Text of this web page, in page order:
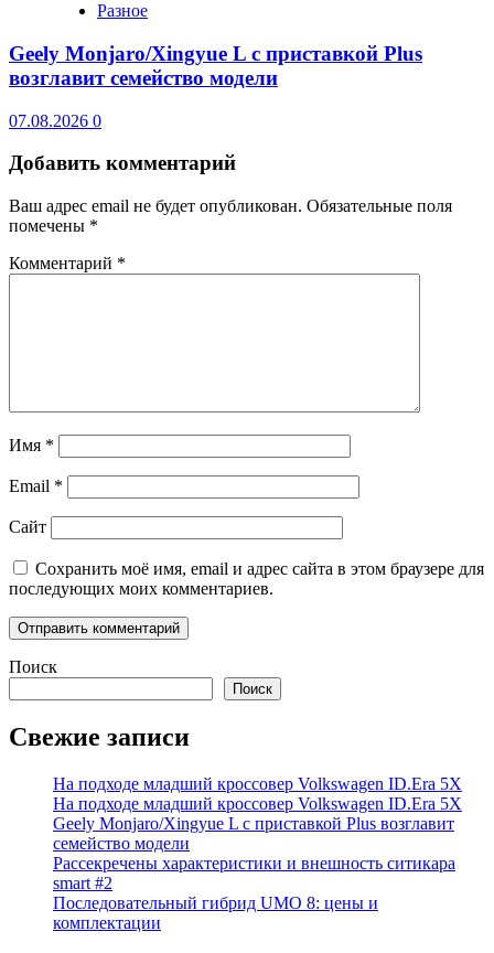
Разное
Geely Monjaro/Xingyue L с приставкой Plus
возглавит семейство модели
07.08.2026 0
Добавить комментарий
Ваш адрес email не будет опубликован. Обязательные поля
помечены *
Комментарий *
Имя *
Email *
Сайт
Сохранить моё имя, email и адрес сайта в этом браузере для
последующих моих комментариев.
Поиск
Поиск
Свежие записи
На подходе младший кроссовер Volkswagen ID.Era 5X
На подходе младший кроссовер Volkswagen ID.Era 5X
Geely Monjaro/Xingyue L с приставкой Plus возглавит
семейство модели
Рассекречены характеристики и внешность ситикара
smart #2
Последовательный гибрид UMO 8: цены и
комплектации